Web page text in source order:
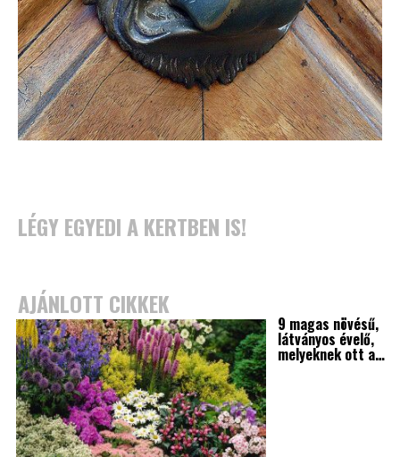
LÉGY EGYEDI A KERTBEN IS!
AJÁNLOTT CIKKEK
9 magas növésű,
látványos évelő,
melyeknek ott a…